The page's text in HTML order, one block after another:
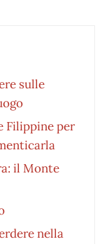
sulle
Filippine per
il Monte
nella